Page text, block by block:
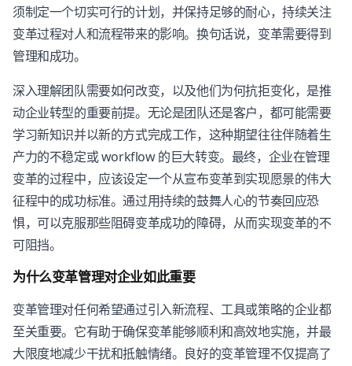
须制定一个切实可行的计划，并保持足够的耐心，持续关注
变革过程对人和流程带来的影响。换句话说，变革需要得到
管理和成功。
深入理解团队需要如何改变，以及他们为何抗拒变化，是推
动企业转型的重要前提。无论是团队还是客户，都可能需要
学习新知识并以新的方式完成工作，这种期望往往伴随着生
产力的不稳定或 workflow 的巨大转变。最终，企业在管理
变革的过程中，应该设定一个从宣布变革到实现愿景的伟大
征程中的成功标准。通过用持续的鼓舞人心的节奏回应恐
惧，可以克服那些阻碍变革成功的障碍，从而实现变革的不
可阻挡。
为什么变革管理对企业如此重要
变革管理对任何希望通过引入新流程、工具或策略的企业都
至关重要。它有助于确保变革能够顺利和高效地实施，并最
大限度地减少干扰和抵触情绪。良好的变革管理不仅提高了